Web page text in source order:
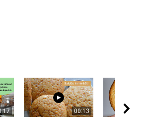
00:13